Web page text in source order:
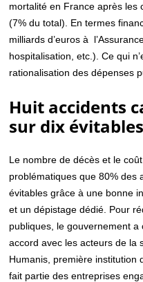
mortalité en France après les
(7% du total). En termes
milliards d’euros à
hospitalisation, etc.). Ce qui
rationalisation des dépenses
Huit accidents
sur dix évitables
Le nombre de décès et le
problématiques que 80% des
évitables grâce à une bonne
et un dépistage dédié. Pour
publiques, le gouvernement
accord avec les acteurs de la
Humanis, première institution
fait partie des entreprises